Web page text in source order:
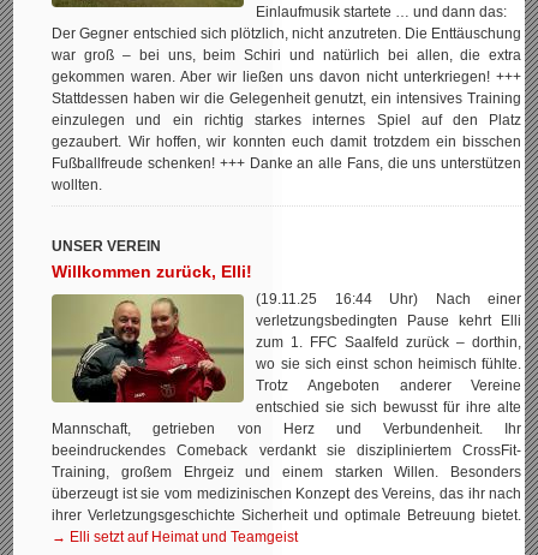
Einlaufmusik startete … und dann das:
Der Gegner entschied sich plötzlich, nicht anzutreten. Die Enttäuschung
war groß – bei uns, beim Schiri und natürlich bei allen, die extra
gekommen waren. Aber wir ließen uns davon nicht unterkriegen! +++
Stattdessen haben wir die Gelegenheit genutzt, ein intensives Training
einzulegen und ein richtig starkes internes Spiel auf den Platz
gezaubert. Wir hoffen, wir konnten euch damit trotzdem ein bisschen
Fußballfreude schenken! +++ Danke an alle Fans, die uns unterstützen
wollten.
UNSER VEREIN
Willkommen zurück, Elli!
(19.11.25 16:44 Uhr) Nach einer
verletzungsbedingten Pause kehrt Elli
zum 1. FFC Saalfeld zurück – dorthin,
wo sie sich einst schon heimisch fühlte.
Trotz Angeboten anderer Vereine
entschied sie sich bewusst für ihre alte
Mannschaft, getrieben von Herz und Verbundenheit. Ihr
beeindruckendes Comeback verdankt sie diszipliniertem CrossFit-
Training, großem Ehrgeiz und einem starken Willen. Besonders
überzeugt ist sie vom medizinischen Konzept des Vereins, das ihr nach
ihrer Verletzungsgeschichte Sicherheit und optimale Betreuung bietet.
→ Elli setzt auf Heimat und Teamgeist